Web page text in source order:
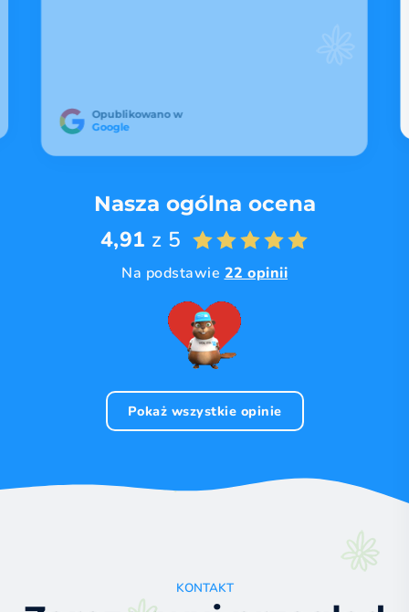
Opublikowano w
Google
Nasza ogólna ocena
4,91 z 5
Na podstawie 22 opinii
Pokaż wszystkie opinie
KONTAKT